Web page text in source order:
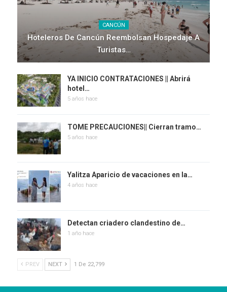
CANCÚN
Hoteleros De Cancún Reembolsan Hospedaje A
Turistas…
YA INICIO CONTRATACIONES || Abrirá
hotel…
5 años hace
TOME PRECAUCIONES|| Cierran tramo…
5 años hace
Yalitza Aparicio de vacaciones en la…
4 años hace
Detectan criadero clandestino de…
1 año hace
PREV NEXT 1 De 22,799